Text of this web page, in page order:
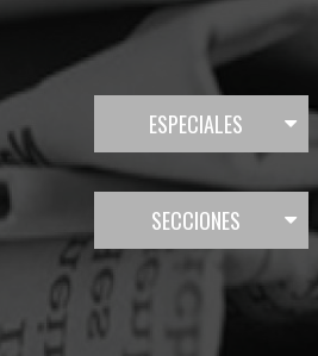
ESPECIALES
SECCIONES